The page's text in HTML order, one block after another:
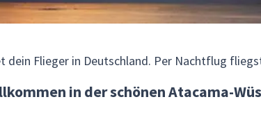
dein Flieger in Deutschland. Per Nachtflug
in der schönen Atacama-